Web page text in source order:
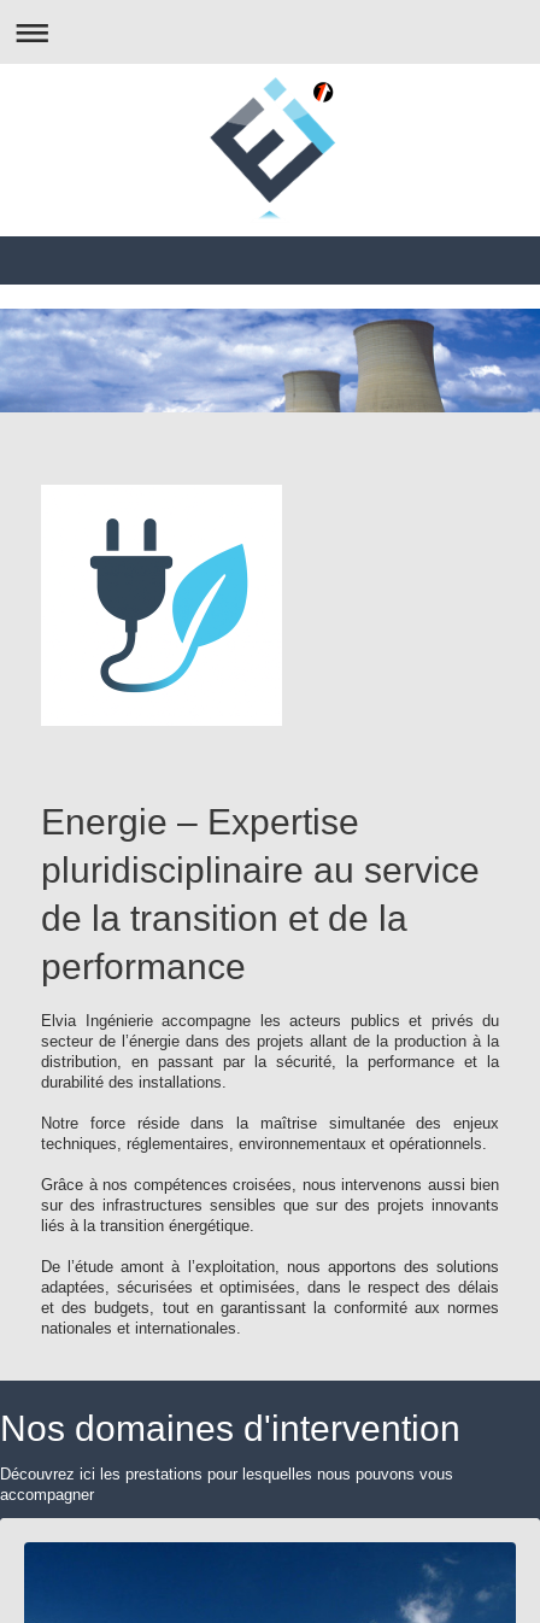
Energie – Expertise
pluridisciplinaire au service
de la transition et de la
performance
Elvia Ingénierie accompagne les acteurs publics et privés du
secteur de l’énergie dans des projets allant de la production à la
distribution, en passant par la sécurité, la performance et la
durabilité des installations.
Notre force réside dans la maîtrise simultanée des enjeux
techniques, réglementaires, environnementaux et opérationnels.
Grâce à nos compétences croisées, nous intervenons aussi bien
sur des infrastructures sensibles que sur des projets innovants
liés à la transition énergétique.
De l’étude amont à l’exploitation, nous apportons des solutions
adaptées, sécurisées et optimisées, dans le respect des délais
et des budgets, tout en garantissant la conformité aux normes
nationales et internationales.
Nos domaines d'intervention
Découvrez ici les prestations pour lesquelles nous pouvons vous
accompagner